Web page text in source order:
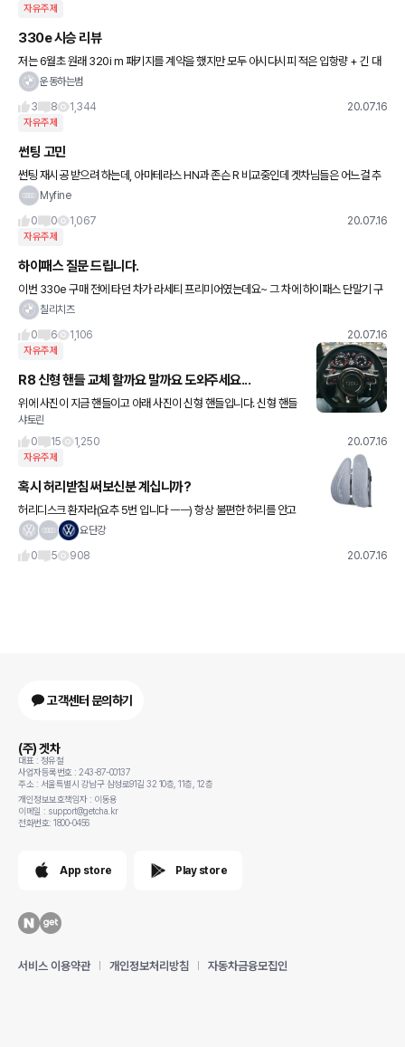
자유주제
330e 시승 리뷰
저는 6월초 원래 320i m 패키지를 계약을 했지만 모두 아시다시피 적은 입항량 + 긴 대
기줄로 인해 차량 인도시기가 미지수인 상황이었습니다 그 와중에 딜러분이 330e를 적
운동하는범
3
8 1,344 20.07.16
자유주제
썬팅 고민
썬팅 재시공 받으려 하는데, 아마테라스 HN과 존슨 R 비교중인데 겟차님들은 어느걸 추
천하시는지요?
Myfine
0
0 1,067 20.07.16
자유주제
하이패스 질문 드립니다.
이번 330e 구매 전에 타던 차가 라세티 프리미어였는데요~ 그 차에 하이패스 단말기 구
입해서 하이패스 카드를 끼워 사용했었습니다. 이번에 330e에 RF방식 단말기를 작업받
칠리치즈
0
6 1,106 20.07.16
자유주제
R8 신형 핸들 교체 할까요 말까요 도와주세요...
위에 사진이 지금 핸들이고 아래 사진이 신형 핸들입니다. 신형 핸들
로 바꾸면 150만원 드는데 님들이 보기에 150만원만큼 더 간지난다
샤토린
0
15 1,250 20.07.16
자유주제
혹시 허리받침 써보신분 계십니까?
허리디스크 환자라(요추 5번 입니다 ㅡㅡ) 항상 불편한 허리를 안고
삽니다. 운전시도 마찬가지구요. 그래서 쿠션도 사봤는데 역시나 별
요단강
0
5 908 20.07.16
고객센터 문의하기
(주) 겟차
대표 : 정유철
사업자등록번호 : 243-87-00137
주소 : 서울특별시 강남구 삼성로91길 32 10층, 11층, 12층
개인정보보호책임자 : 이동용
이메일 : support@getcha.kr
전화번호: 1800-0456
App store Play store
서비스 이용약관 개인정보처리방침 자동차금융모집인